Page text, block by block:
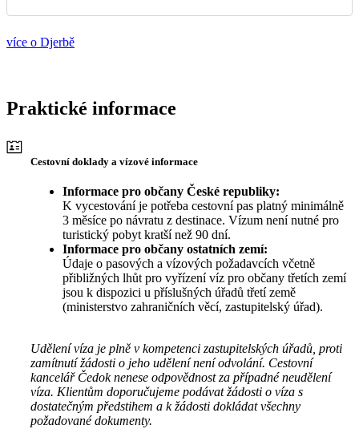
více o Djerbě
Praktické informace
Cestovní doklady a vízové informace
Informace pro občany České republiky:
K vycestování je potřeba cestovní pas platný minimálně
3 měsíce po návratu z destinace. Vízum není nutné pro
turistický pobyt kratší než 90 dní.
Informace pro občany ostatních zemí:
Údaje o pasových a vízových požadavcích včetně
přibližných lhůt pro vyřízení víz pro občany třetích zemí
jsou k dispozici u příslušných úřadů třetí země
(ministerstvo zahraničních věcí, zastupitelský úřad).
Udělení víza je plně v kompetenci zastupitelských úřadů, proti
zamítnutí žádosti o jeho udělení není odvolání. Cestovní
kancelář Čedok nenese odpovědnost za případné neudělení
víza. Klientům doporučujeme podávat žádosti o víza s
dostatečným předstihem a k žádosti dokládat všechny
požadované dokumenty.